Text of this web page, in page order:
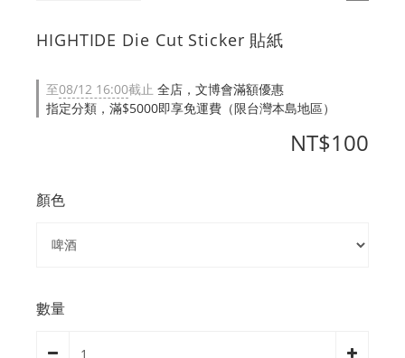
HIGHTIDE Die Cut Sticker 貼紙
至08/12 16:00截止 全店，文博會滿額優惠
指定分類，滿$5000即享免運費（限台灣本島地區）
NT$100
顏色
數量